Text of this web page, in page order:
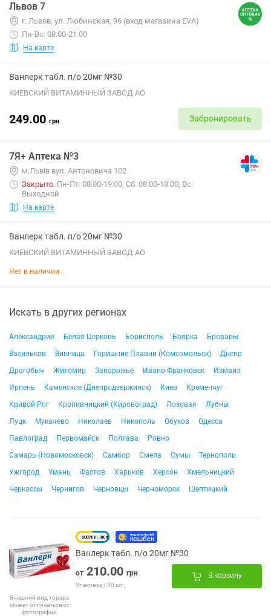
Львов 7
г. Львов, ул. Любинская, 96 (вход магазина EVA)
Пн-Вс: 08:00-21:00
На карте
Ванлерк табл. п/о 20мг №30
КИЕВСКИЙ ВИТАМИННЫЙ ЗАВОД АО
249.00 грн Забронировать
7Я+ Аптека №3
м.Львів вул. Антоновича 102
Закрыто. Пн-Пт: 08:00-19:00; Сб: 08:00-18:00; Вс:
Выходной
На карте
Ванлерк табл. п/о 20мг №30
КИЕВСКИЙ ВИТАМИННЫЙ ЗАВОД АО
Нет в наличии
Искать в других регионах
Александрия Белая Церковь Борисполь Боярка
Бровары
Васильков
Винница Горишние Плавни (Комсомольск)
Днепр
Дрогобыч
Житомир Запорожье Ивано-Франковск
Измаил
Ирпень
Каменское (Днепродзержинск) Киев
Кременчуг
Кривой Рог
Кропивницкий (Кировоград) Лозовая
Лубны
Луцк
Мукачево Николаев Никополь Обухов
Одесса
Павлоград
Первомайск Полтава
Ровно
Самарь (Новомосковск)
Самбор Смела Сумы
Тернополь
Ужгород
Умань Фастов Харьков Херсон
Хмельницкий
Черкассы
Чернигов Черновцы Черноморск Шептицкий
Внешний вид товара
может отличаться от
фотографии
Ванлерк табл. п/о 20мг №30
от 210.00 грн
Упаковка / 30 шт.
В корзину